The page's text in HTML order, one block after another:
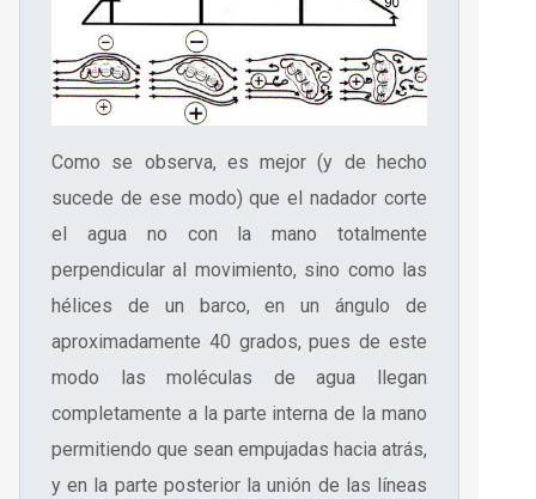
Como se observa, es mejor (y de hecho
sucede de ese modo) que el nadador corte
el agua no con la mano totalmente
perpendicular al movimiento, sino como las
hélices de un barco, en un ángulo de
aproximadamente 40 grados, pues de este
modo las moléculas de agua llegan
completamente a la parte interna de la mano
permitiendo que sean empujadas hacia atrás,
y en la parte posterior la unión de las líneas